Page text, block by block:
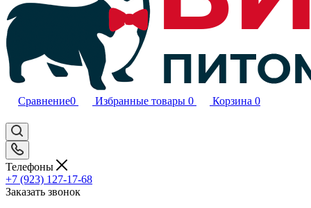
Сравнение0 Избранные товары 0 Корзина 0
Телефоны
+7 (923) 127-17-68
Заказать звонок